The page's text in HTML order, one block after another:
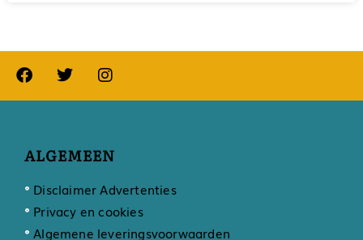
ALGEMEEN
Disclaimer Advertenties
Privacy en cookies
Algemene leveringsvoorwaarden